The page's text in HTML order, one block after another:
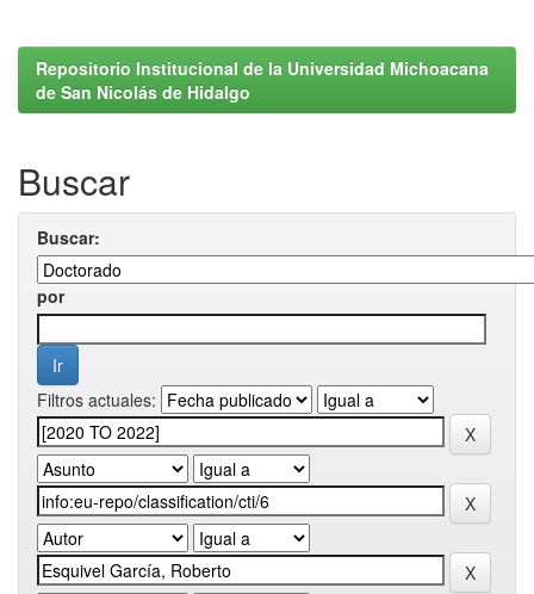
Repositorio Institucional de la Universidad Michoacana
de San Nicolás de Hidalgo
Buscar
Buscar:
por
Filtros actuales: